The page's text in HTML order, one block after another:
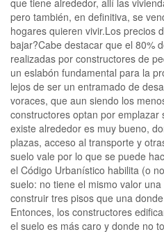
que tiene alrededor, allí las
pero también, en definitiva, se
hogares quieren vivir.Los precios
bajar?Cabe destacar que el 80%
realizadas por constructores de
un eslabón fundamental para la
lejos de ser un entramado de
voraces, que aun siendo los
constructores optan por
existe alrededor es muy bueno,
plazas, acceso al transporte y
suelo vale por lo que se puede
el Código Urbanístico habilita (o
suelo: no tiene el mismo valor
construir tres pisos que una
Entonces, los constructores
el suelo es más caro y donde no